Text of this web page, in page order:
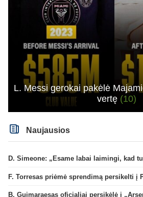
L. Messi gerokai pakėlė
vertę (10)
Naujausios
D. Simeone: „Esame labai laimingi, kad
F. Torresas priėmė sprendimą persikelti į
B. Guimaraesas oficialiai persikėlė į